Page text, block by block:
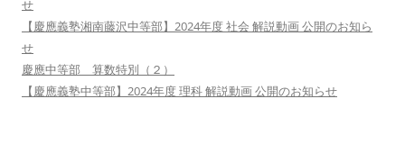
せ
【慶應義塾湘南藤沢中等部】2024年度 社会 解説動画 公開のお知ら
せ
慶應中等部 算数特別（２）
【慶應義塾中等部】2024年度 理科 解説動画 公開のお知らせ